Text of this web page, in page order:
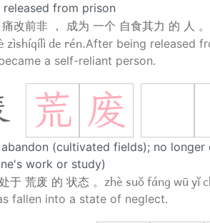
from prison
改前非 ， 成为 一个 自食其力 的 人 。
zìshíqílì de rén.After being released
a self-reliant person.
荒 废
(cultivated fields); no
work or study)
于 荒废 的 状态 。 zhè suǒ fáng wū yǐ
fallen into a state of neglect.